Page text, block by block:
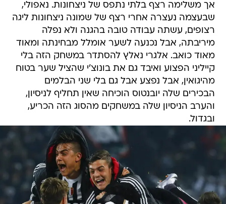
אך משלימה רצף בלתי נתפס של ניצחונות. נאפולי,
שבעצמה נעצרה אחרי רצף של שמונה ניצחונות ליגה
רצופים, עשתה עבודה טובה בהגנה ולא נפלה
מיריבתה, אבל נכנעה לשער אומלל מבחינתה ומאוד
מאוד כואב. אלגרי נאלץ להסתדר במשחק הזה בלי
קייליני הפצוע ואיבד גם את בונוצ'י שהציל שער בטוח
מהיגואין, אבל נפצע אבל גם בלי שני הבלמים
הבכירים שלה יובנטוס הוכיחה שאין תחליף לניסיון,
והערב הניסיון שלה במשחקים מהסוג הזה הכריע,
ובגדול.